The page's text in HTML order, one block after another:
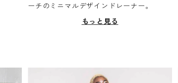
ーチのミニマルデザインドレーナー。
もっと見る